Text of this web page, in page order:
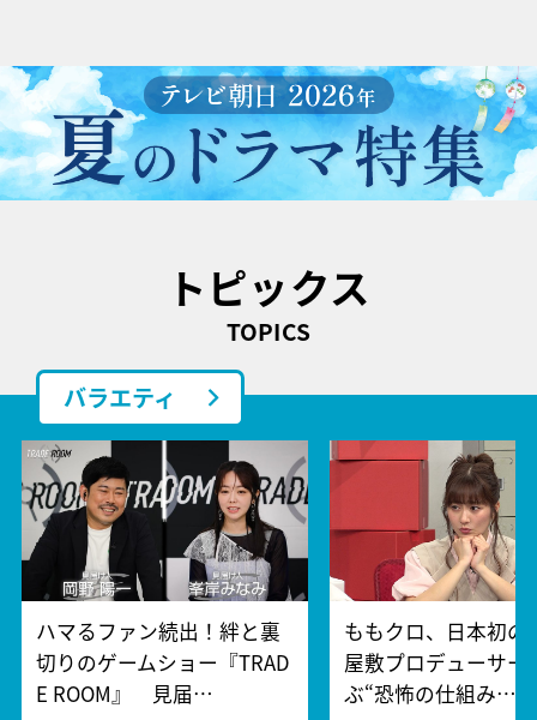
トピックス
TOPICS
バラエティ
ハマるファン続出！絆と裏
切りのゲームショー『TRAD
E ROOM』 見届…
ももクロ、日本初の
屋敷プロデューサー
ぶ“恐怖の仕組み…